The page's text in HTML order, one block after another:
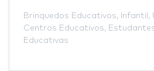
Brinquedos Educativos, Infantil ,
Centros Educativos,
Educativas